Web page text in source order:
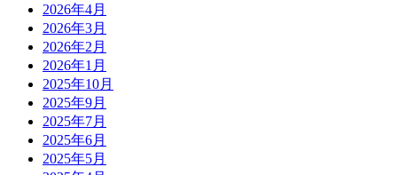
2026年4月
2026年3月
2026年2月
2026年1月
2025年10月
2025年9月
2025年7月
2025年6月
2025年5月